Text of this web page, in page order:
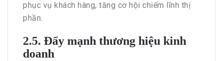
phục vụ khách hàng, tăng cơ hội chiếm lĩnh thị
phần.
2.5. Đẩy mạnh thương hiệu kinh
doanh